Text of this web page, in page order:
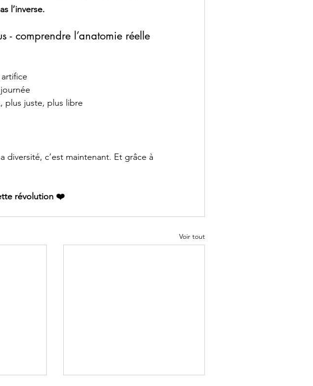
l’inverse.
- comprendre l’anatomie réelle
plus juste, plus libre
diversité, c’est maintenant. Et grâce à
révolution ❤️
Voir tout